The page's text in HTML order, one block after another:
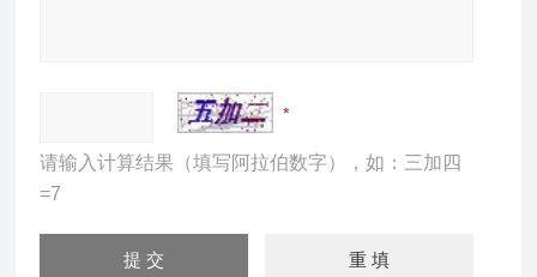
请输入计算结果（填写阿拉伯数字），如：三加四
=7